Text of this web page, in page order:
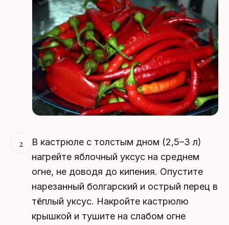
2
В кастрюле с толстым дном (2,5–3 л)
нагрейте яблочный уксус на среднем
огне, не доводя до кипения. Опустите
нарезанный болгарский и острый перец в
тёплый уксус. Накройте кастрюлю
крышкой и тушите на слабом огне